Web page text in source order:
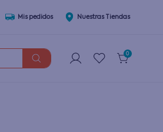
Mis pedidos Nuestras Tiendas
0